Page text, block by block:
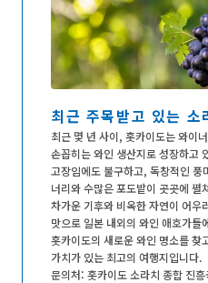
최근 주목받고 있는 소
최근 몇 년 사이, 홋카이도는 와이
손꼽히는 와인 생산지로 성장하고
고장임에도 불구하고, 독창적인 풍
너리와 수많은 포도밭이 곳곳에 펼
차가운 기후와 비옥한 자연이 어우
맛으로 일본 내외의 와인 애호가들
홋카이도의 새로운 와인 명소를 찾
가치가 있는 최고의 여행지입니다.
문의처: 홋카이도 소라치 종합 진